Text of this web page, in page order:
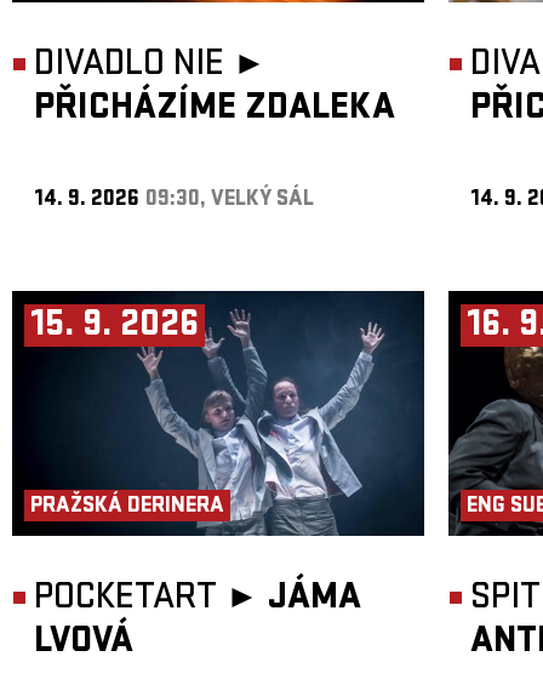
DIVADLO NIE ►
PŘICHÁZÍME ZDALEKA
14. 9. 2026 09:30, VELKÝ SÁL 14. 9.
15. 9. 2026
PRAŽSKÁ DERINERA
POCKETART ► JÁMA
LVOVÁ
16.
ENG